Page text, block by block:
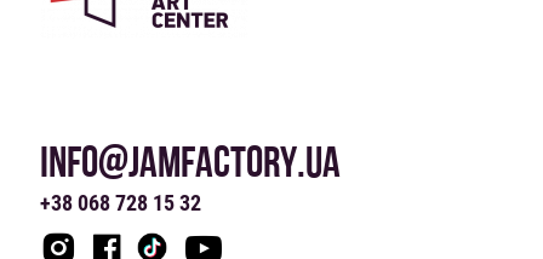
INFO@JAMFACTORY.UA
+38 068 728 15 32